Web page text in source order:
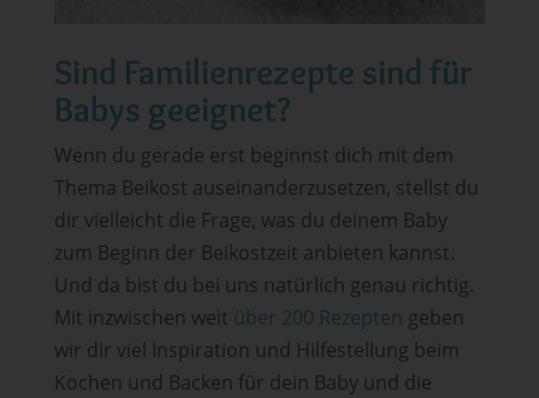
Sind Familienrezepte sind für
Babys geeignet?
Wenn du gerade erst beginnst dich mit dem
Thema Beikost auseinanderzusetzen, stellst du
dir vielleicht die Frage, was du deinem Baby
zum Beginn der Beikostzeit anbieten kannst.
Und da bist du bei uns natürlich genau richtig.
Mit inzwischen weit über 200 Rezepten geben
wir dir viel Inspiration und Hilfestellung beim
Kochen und Backen für dein Baby und die